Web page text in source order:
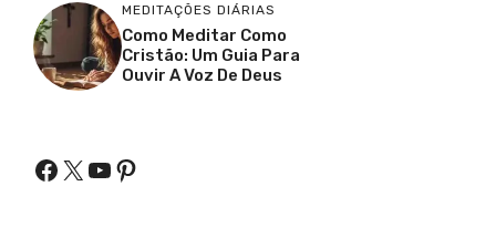
MEDITAÇÕES DIÁRIAS
Como Meditar Como
Cristão: Um Guia Para
Ouvir A Voz De Deus
Facebook
X Youtube
Pinterest